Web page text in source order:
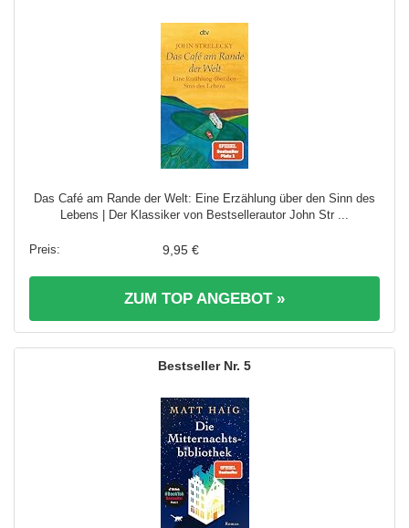
Das Café am Rande der Welt: Eine Erzählung über den Sinn des
Lebens | Der Klassiker von Bestsellerautor John Str ...
9,95 €
ZUM TOP ANGEBOT »
5